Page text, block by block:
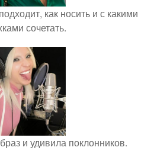
как носить и с какими
сочетать.
и удивила поклонников.